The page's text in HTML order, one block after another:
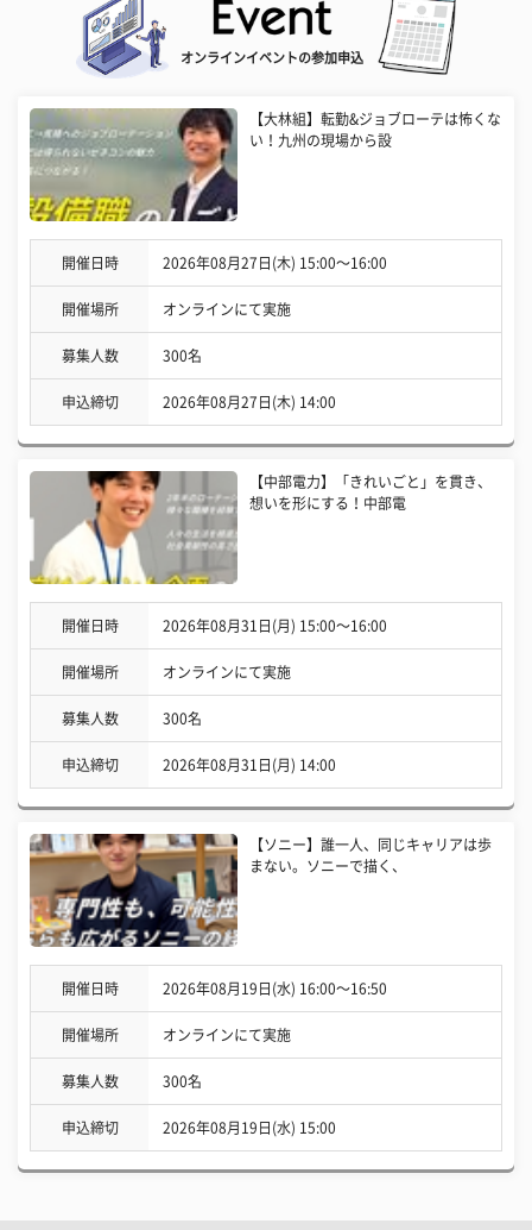
オンラインイベントの参加申込
【大林組】転勤&ジョブローテは怖くな
い！九州の現場から設
開催日時 2026年08月27日(木) 15:00〜16:00
開催場所 オンラインにて実施
募集人数 300名
申込締切 2026年08月27日(木) 14:00
【中部電力】「きれいごと」を貫き、
想いを形にする！中部電
開催日時 2026年08月31日(月) 15:00〜16:00
開催場所 オンラインにて実施
募集人数 300名
申込締切 2026年08月31日(月) 14:00
【ソニー】誰一人、同じキャリアは歩
まない。ソニーで描く、
開催日時 2026年08月19日(水) 16:00〜16:50
開催場所 オンラインにて実施
募集人数 300名
申込締切 2026年08月19日(水) 15:00